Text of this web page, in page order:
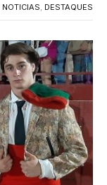
NOTICIAS, DESTAQUES